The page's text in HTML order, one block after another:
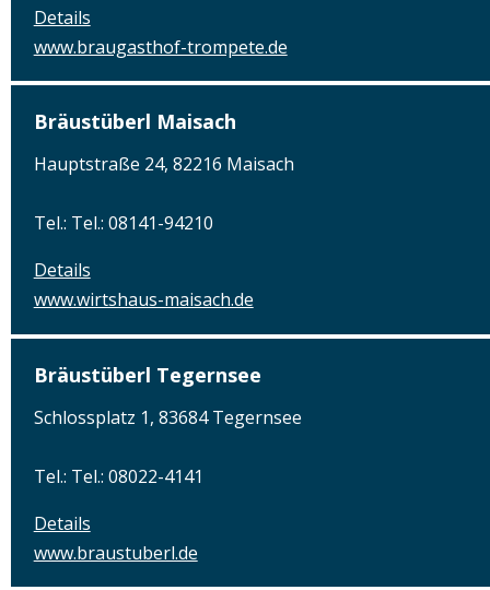
Details
www.braugasthof-trompete.de
Bräustüberl Maisach
Hauptstraße 24, 82216 Maisach
Tel.: Tel.: 08141-94210
Details
www.wirtshaus-maisach.de
Bräustüberl Tegernsee
Schlossplatz 1, 83684 Tegernsee
Tel.: Tel.: 08022-4141
Details
www.braustuberl.de